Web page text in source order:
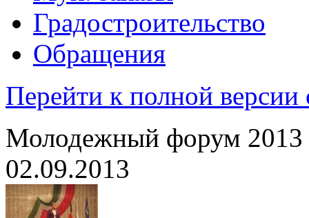
Градостроительство
Обращения
Перейти к полной версии
Молодежный форум 2013
02.09.2013